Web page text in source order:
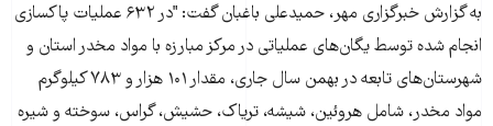
به گزارش خبرگزاری مهر، حميدعلی باغبان گفت: "در ۶۳۲ عمليات پاکسازی
انجام شده توسط يگان‌های عملياتی در مرکز مبارزه با مواد مخدر استان و
شهرستان‌های تابعه در بهمن سال جاری، مقدار ۱۰۱ هزار و ۷۸۳ کيلوگرم
مواد مخدر، شامل هروئين، شيشه، ترياک، حشيش، گراس، سوخته و شيره